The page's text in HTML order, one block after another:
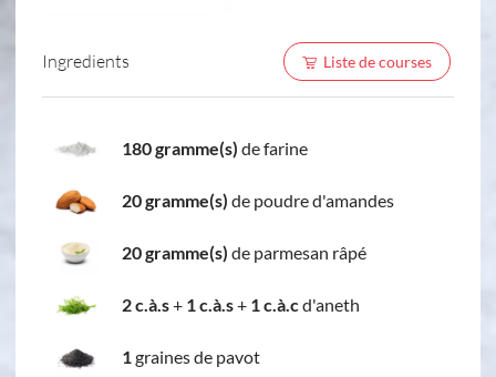
Ingredients Liste de courses
180 gramme(s) de farine
20 gramme(s) de poudre d'amandes
20 gramme(s) de parmesan râpé
2 c.à.s+ 1 c.à.s+ 1 c.à.cd'aneth
1graines de pavot